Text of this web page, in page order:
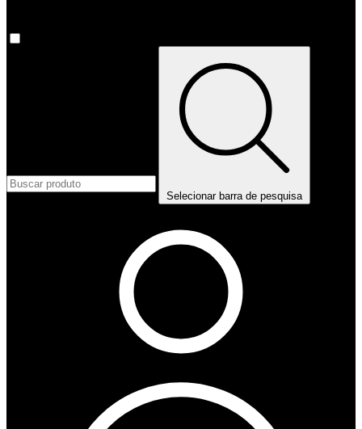
Selecionar barra de pesquisa